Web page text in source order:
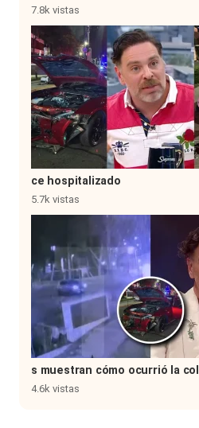
7.8k vistas
ce hospitalizado
5.7k vistas
s muestran cómo ocurrió la
4.6k vistas